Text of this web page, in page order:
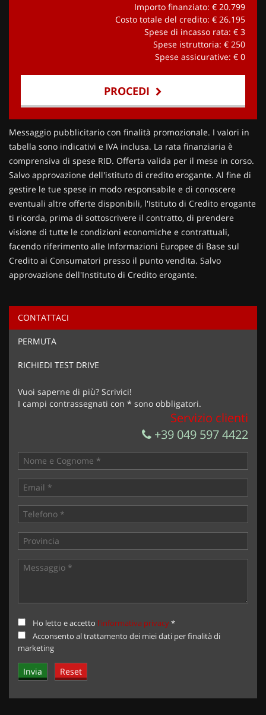
Importo finanziato: € 20.799
Costo totale del credito: € 26.195
Spese di incasso rata: € 3
Spese istruttoria: € 250
Spese assicurative: € 0
PROCEDI
Contattaci
Ho letto e accettol'informativa privacy*
Acconsento al trattamento dei miei dati per finalità di
Invia la tua richiesta
Messaggio pubblicitario con finalità promozionale. I valori in
tabella sono indicativi e IVA inclusa. La rata finanziaria è
comprensiva di spese RID. Offerta valida per il mese in corso.
Salvo approvazione dell'istituto di credito erogante. Al fine di
gestire le tue spese in modo responsabile e di conoscere
eventuali altre offerte disponibili, l'Istituto di Credito erogante
ti ricorda, prima di sottoscrivere il contratto, di prendere
visione di tutte le condizioni economiche e contrattuali,
facendo riferimento alle Informazioni Europee di Base sul
Credito ai Consumatori presso il punto vendita. Salvo
approvazione dell'Instituto di Credito erogante.
CONTATTACI
PERMUTA
RICHIEDI TEST DRIVE
Vuoi saperne di più? Scrivici!
I campi contrassegnati con * sono obbligatori.
Servizio clienti
+39 049 597 4422
Ho letto e accetto l'informativa privacy*
Acconsento al trattamento dei miei dati per finalità di
marketing